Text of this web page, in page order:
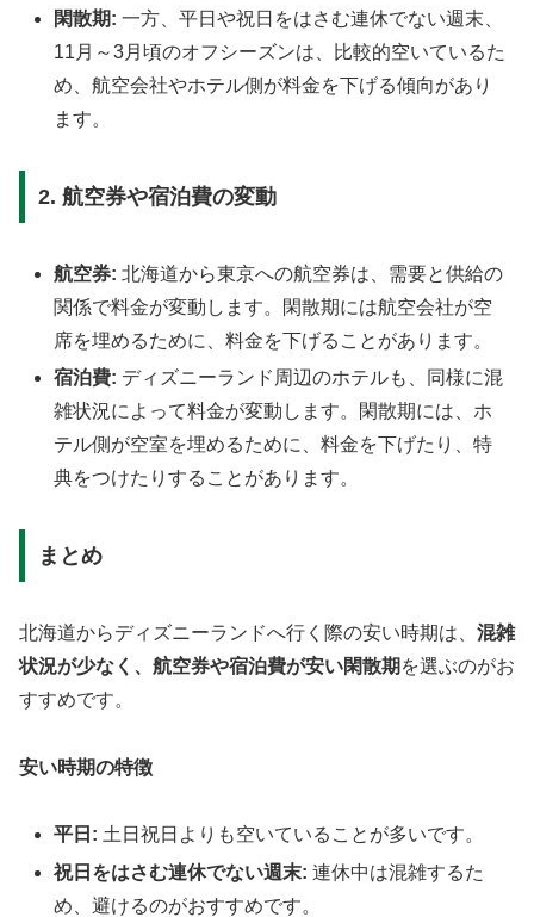
閑散期: 一方、平日や祝日をはさむ連休でない週末、
11月～3月頃のオフシーズンは、比較的空いているた
め、航空会社やホテル側が料金を下げる傾向があり
ます。
2. 航空券や宿泊費の変動
航空券: 北海道から東京への航空券は、需要と供給の
関係で料金が変動します。閑散期には航空会社が空
席を埋めるために、料金を下げることがあります。
宿泊費: ディズニーランド周辺のホテルも、同様に混
雑状況によって料金が変動します。閑散期には、ホ
テル側が空室を埋めるために、料金を下げたり、特
典をつけたりすることがあります。
まとめ
北海道からディズニーランドへ行く際の安い時期は、 混雑
状況が少なく、航空券や宿泊費が安い閑散期 を選ぶのがお
すすめです。
安い時期の特徴
平日: 土日祝日よりも空いていることが多いです。
祝日をはさむ連休でない週末: 連休中は混雑するた
め、避けるのがおすすめです。